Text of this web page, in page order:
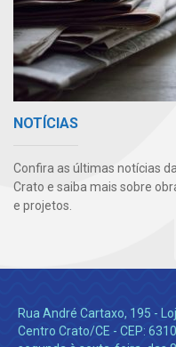
NOTÍCIAS
Confira as últimas notícias
Crato e saiba mais sobre
e projetos.
Rua André Cartaxo, 195 -
Centro Crato/CE - CEP: